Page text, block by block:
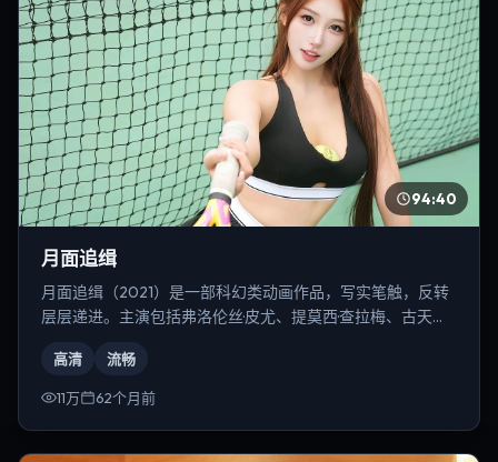
94:40
月面追缉
月面追缉（2021）是一部科幻类动画作品，写实笔触，反转
层层递进。主演包括弗洛伦丝·皮尤、提莫西·查拉梅、古天乐
高清 流畅
11万 62个月前